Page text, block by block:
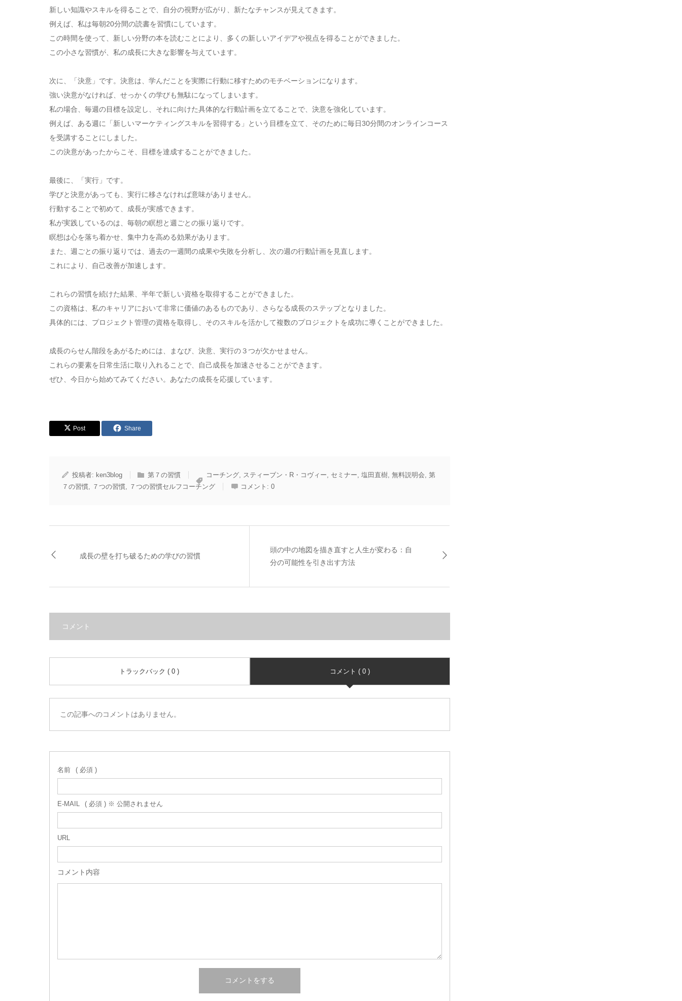
新しい知識やスキルを得ることで、自分の視野が広がり、新たなチャンスが見えてきます。
例えば、私は毎朝20分間の読書を習慣にしています。
この時間を使って、新しい分野の本を読むことにより、多くの新しいアイデアや視点を得ることができました。
この小さな習慣が、私の成長に大きな影響を与えています。
次に、「決意」です。決意は、学んだことを実際に行動に移すためのモチベーションになります。
強い決意がなければ、せっかくの学びも無駄になってしまいます。
私の場合、毎週の目標を設定し、それに向けた具体的な行動計画を立てることで、決意を強化しています。
例えば、ある週に「新しいマーケティングスキルを習得する」という目標を立て、そのために毎日30分間のオンラインコース
を受講することにしました。
この決意があったからこそ、目標を達成することができました。
最後に、「実行」です。
学びと決意があっても、実行に移さなければ意味がありません。
行動することで初めて、成長が実感できます。
私が実践しているのは、毎朝の瞑想と週ごとの振り返りです。
瞑想は心を落ち着かせ、集中力を高める効果があります。
また、週ごとの振り返りでは、過去の一週間の成果や失敗を分析し、次の週の行動計画を見直します。
これにより、自己改善が加速します。
これらの習慣を続けた結果、半年で新しい資格を取得することができました。
この資格は、私のキャリアにおいて非常に価値のあるものであり、さらなる成長のステップとなりました。
具体的には、プロジェクト管理の資格を取得し、そのスキルを活かして複数のプロジェクトを成功に導くことができました。
成長のらせん階段をあがるためには、まなび、決意、実行の３つが欠かせません。
これらの要素を日常生活に取り入れることで、自己成長を加速させることができます。
ぜひ、今日から始めてみてください。あなたの成長を応援しています。
Post Share
投稿者: ken3blog 第７の習慣 コーチング スティーブン・R・コヴィー セミナー 塩田直樹 無料説明会 第
７の習慣
７つの習慣 ７つの習慣セルフコーチング コメント: 0
成長の壁を打ち破るための学びの習慣
頭の中の地図を描き直すと人生が変わる：自
分の可能性を引き出す方法
コメント
トラックバック ( 0 ) コメント ( 0 )
この記事へのコメントはありません。
名前 ( 必須 )
E-MAIL ( 必須 ) ※ 公開されません
URL
コメント内容